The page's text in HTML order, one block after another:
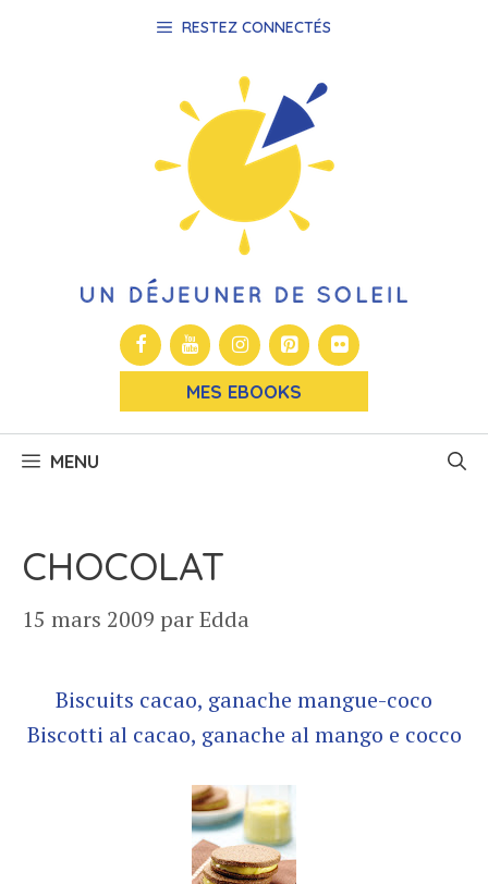
RESTEZ CONNECTÉS
MES EBOOKS
MENU
CHOCOLAT
15 mars 2009 parEdda
Biscuits cacao, ganache mangue-coco
Biscotti al cacao, ganache al mango e cocco